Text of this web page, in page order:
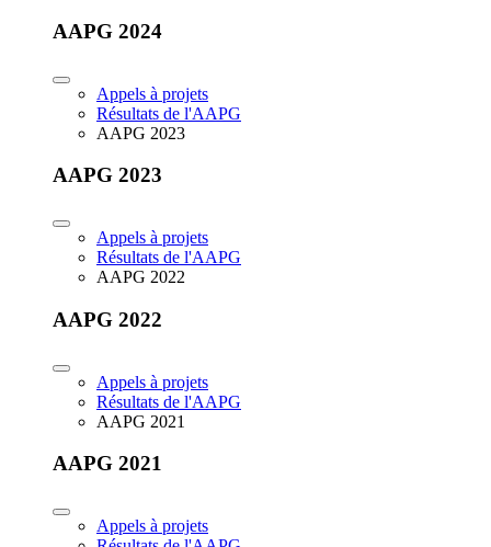
AAPG 2024
Appels à projets
Résultats de l'AAPG
AAPG 2023
AAPG 2023
Appels à projets
Résultats de l'AAPG
AAPG 2022
AAPG 2022
Appels à projets
Résultats de l'AAPG
AAPG 2021
AAPG 2021
Appels à projets